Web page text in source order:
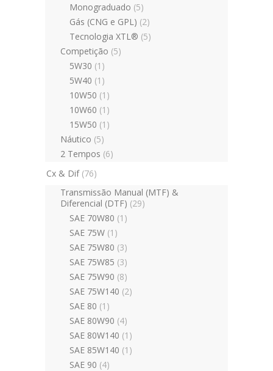
Monograduado (5)
Gás (CNG e GPL) (2)
Tecnologia XTL® (5)
Competição (5)
5W30 (1)
5W40 (1)
10W50 (1)
10W60 (1)
15W50 (1)
Náutico (5)
2 Tempos (6)
Cx & Dif (76)
Transmissão Manual (MTF) &
Diferencial (DTF) (29)
SAE 70W80 (1)
SAE 75W (1)
SAE 75W80 (3)
SAE 75W85 (3)
SAE 75W90 (8)
SAE 75W140 (2)
SAE 80 (1)
SAE 80W90 (4)
SAE 80W140 (1)
SAE 85W140 (1)
SAE 90 (4)